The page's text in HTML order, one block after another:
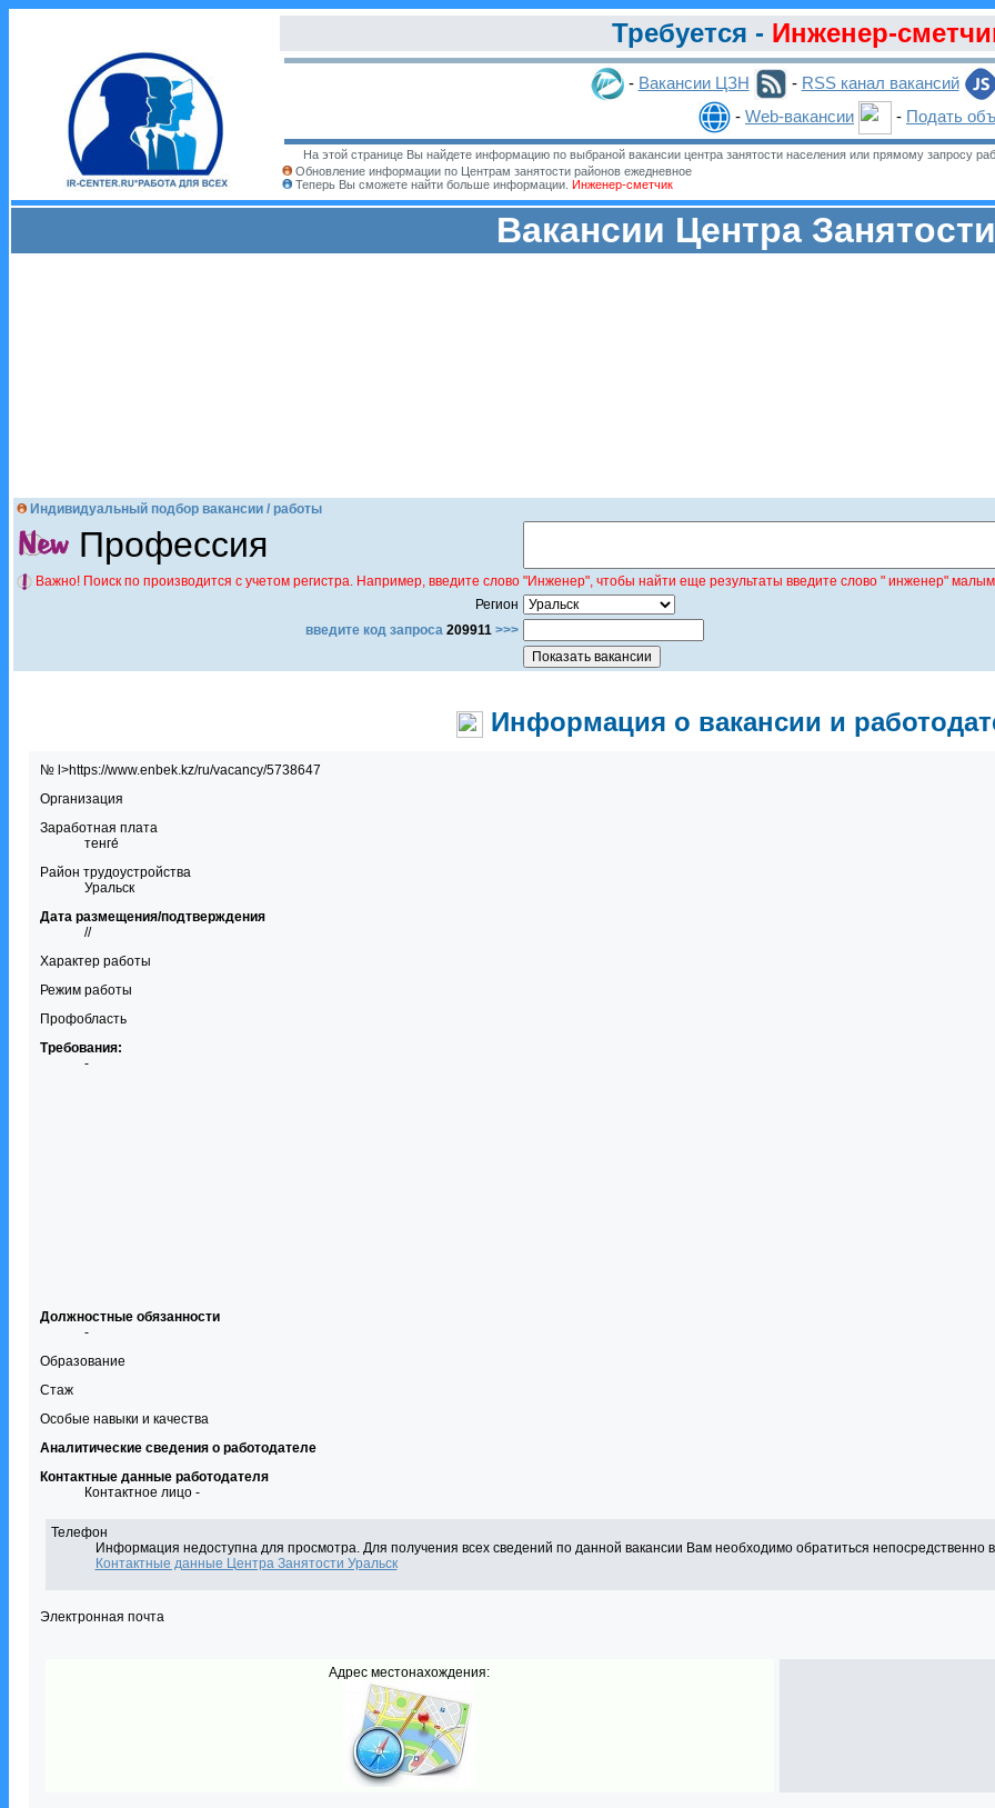
Требуется - Инженер-
- Вакансии ЦЗН - RSS канал вакансий
- Web-вакансии - Подать
На этой странице Вы найдете информацию по выбраной вакансии центра занятости населения или прямому запросу
Обновление информации по Центрам занятости районов ежедневное
Теперь Вы сможете найти больше информации. Инженер-сметчик
Вакансии Центра Занятости
Индивидуальный подбор вакансии / работы
Профессия
Важно! Поиск по производится с учетом регистра. Например, введите слово "Инженер", чтобы найти еще результаты введите слово " инженер"
Регион
введите код запроса 209911 >>>
Информация о вакансии и
№ l>https://www.enbek.kz/ru/vacancy/5738647
Организация
Заработная плата
тенге́
Район трудоустройства
Уральск
Дата размещения/подтверждения
//
Характер работы
Режим работы
Профобласть
Требования:
-
Должностные обязанности
-
Образование
Стаж
Особые навыки и качества
Аналитические сведения о работодателе
Контактные данные работодателя
Контактное лицо -
Телефон
Информация недоступна для просмотра. Для получения всех сведений по данной вакансии Вам необходимо обратиться
Контактные данные Центра Занятости Уральск
Электронная почта
Адрес местонахождения: